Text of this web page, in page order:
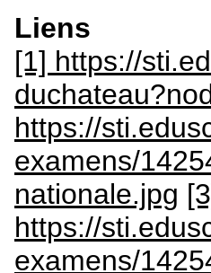
Liens
[1] https://
https://
examens/
nationale.jpg
https://
examens/